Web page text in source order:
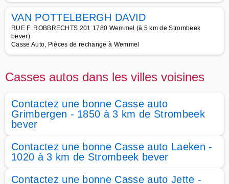
VAN POTTELBERGH DAVID
RUE F. ROBBRECHTS 201 1780 Wemmel (à 5 km de Strombeek
bever)
Casse Auto, Pièces de rechange à Wemmel
Casses autos dans les villes voisines
Contactez une bonne Casse auto
Grimbergen - 1850 à 3 km de Strombeek
bever
Contactez une bonne Casse auto Laeken -
1020 à 3 km de Strombeek bever
Contactez une bonne Casse auto Jette -